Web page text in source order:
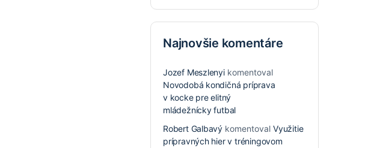
Najnovšie komentáre
Jozef Meszlenyikomentoval
Novodobá kondičná príprava
v kocke pre elitný
mládežnícky futbal
Robert Galbavý komentovalVyužitie
prípravných hier v tréningovom